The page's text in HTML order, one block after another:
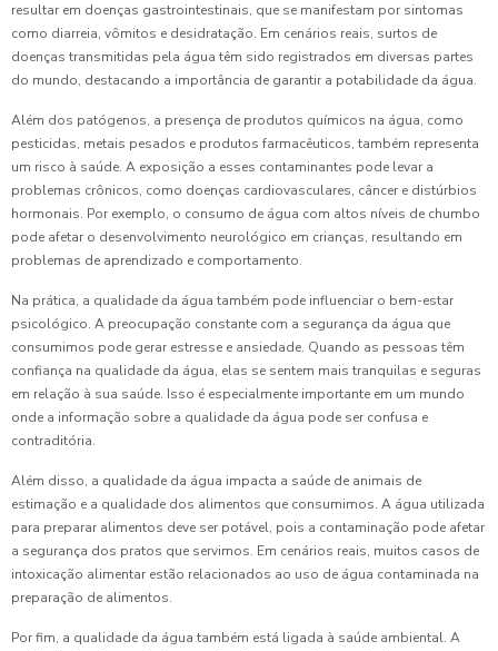
resultar em doenças gastrointestinais, que se manifestam por sintomas
como diarreia, vômitos e desidratação. Em cenários reais, surtos de
doenças transmitidas pela água têm sido registrados em diversas partes
do mundo, destacando a importância de garantir a potabilidade da água.
Além dos patógenos, a presença de produtos químicos na água, como
pesticidas, metais pesados e produtos farmacêuticos, também representa
um risco à saúde. A exposição a esses contaminantes pode levar a
problemas crônicos, como doenças cardiovasculares, câncer e distúrbios
hormonais. Por exemplo, o consumo de água com altos níveis de chumbo
pode afetar o desenvolvimento neurológico em crianças, resultando em
problemas de aprendizado e comportamento.
Na prática, a qualidade da água também pode influenciar o bem-estar
psicológico. A preocupação constante com a segurança da água que
consumimos pode gerar estresse e ansiedade. Quando as pessoas têm
confiança na qualidade da água, elas se sentem mais tranquilas e seguras
em relação à sua saúde. Isso é especialmente importante em um mundo
onde a informação sobre a qualidade da água pode ser confusa e
contraditória.
Além disso, a qualidade da água impacta a saúde de animais de
estimação e a qualidade dos alimentos que consumimos. A água utilizada
para preparar alimentos deve ser potável, pois a contaminação pode afetar
a segurança dos pratos que servimos. Em cenários reais, muitos casos de
intoxicação alimentar estão relacionados ao uso de água contaminada na
preparação de alimentos.
Por fim, a qualidade da água também está ligada à saúde ambiental. A